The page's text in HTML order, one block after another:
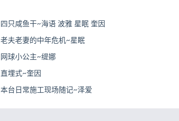
四只咸鱼干~海语 波雅 星眠 奎因
老夫老妻的中年危机~星眠
网球小公主~缇娜
直埋式~奎因
本台日常施工现场随记~泽爱